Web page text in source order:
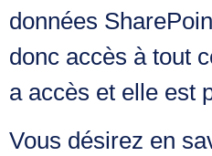
données
donc accès à tout
a accès et elle est
Vous désirez en